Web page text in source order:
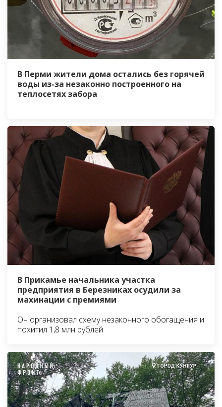
В Перми жители дома остались без горячей
воды из-за незаконно построенного на
теплосетях забора
В Прикамье начальника участка
предприятия в Березниках осудили за
махинации с премиями
Он организовал схему незаконного обогащения и
похитил 1,8 млн рублей